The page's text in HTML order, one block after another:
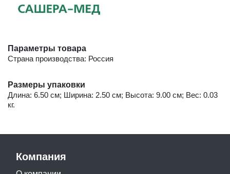
Параметры товара
Страна производства: Россия
Размеры упаковки
Длина: 6.50 см; Ширина: 2.50 см; Высота: 9.00 см; Вес: 0.03
кг.
Компания